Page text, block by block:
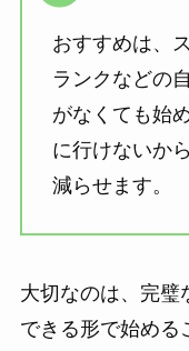
おすすめは、
ランクなどの
がなくても始
に行けないか
減らせます。
大切なのは、完璧
できる形で始める